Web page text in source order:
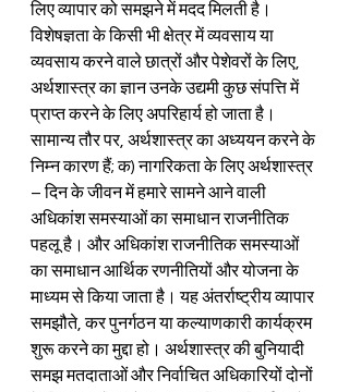
लिए व्यापार को समझने में मदद मिलती है।
विशेषज्ञता के किसी भी क्षेत्र में व्यवसाय या
व्यवसाय करने वाले छात्रों और पेशेवरों के लिए,
अर्थशास्त्र का ज्ञान उनके उद्यमी कुछ संपत्ति में
प्राप्त करने के लिए अपरिहार्य हो जाता है।
सामान्य तौर पर, अर्थशास्त्र का अध्ययन करने के
निम्न कारण हैं; क) नागरिकता के लिए अर्थशास्त्र
– दिन के जीवन में हमारे सामने आने वाली
अधिकांश समस्याओं का समाधान राजनीतिक
पहलू है। और अधिकांश राजनीतिक समस्याओं
का समाधान आर्थिक रणनीतियों और योजना के
माध्यम से किया जाता है। यह अंतर्राष्ट्रीय व्यापार
समझौते, कर पुनर्गठन या कल्याणकारी कार्यक्रम
शुरू करने का मुद्दा हो। अर्थशास्त्र की बुनियादी
समझ मतदाताओं और निर्वाचित अधिकारियों दोनों